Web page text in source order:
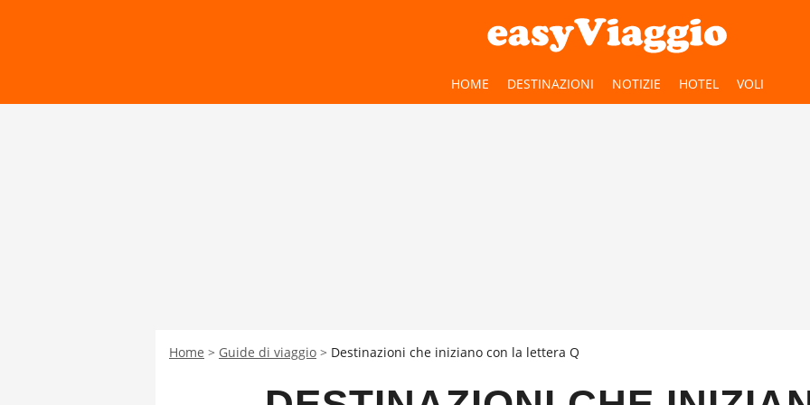
HOME DESTINAZIONI NOTIZIE HOTEL VOLI
Home Guide di viaggio Destinazioni che iniziano con la lettera Q